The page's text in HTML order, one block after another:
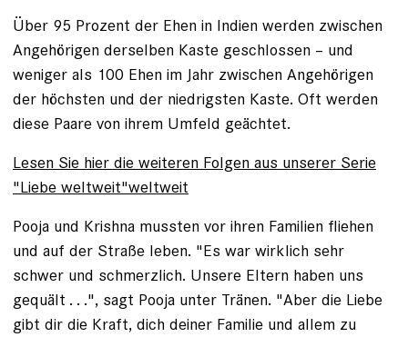
Über 95 Prozent der Ehen in ­Indien werden zwischen
Angehörigen derselben Kaste ge­schlossen – und
weniger als 100 Ehen im Jahr zwischen Angehörigen
der ­höchsten und der niedrigsten Kaste. Oft werden
diese Paare von ihrem Umfeld geächtet.
Lesen Sie hier die weiteren Folgen aus unserer Serie
"Liebe weltweit"weltweit
Pooja und Krishna ­mussten vor ihren Familien fliehen
und auf der Straße leben. "Es war wirklich sehr
schwer und schmerzlich. Unsere Eltern haben uns
gequält . . .", sagt Pooja unter ­Tränen. "Aber die Liebe
gibt dir die Kraft, dich deiner Familie und allem zu